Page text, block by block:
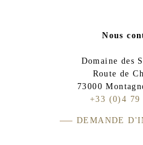
Nous
Domaine des
Route de
73000
+33 (0)4 79
DEMANDE